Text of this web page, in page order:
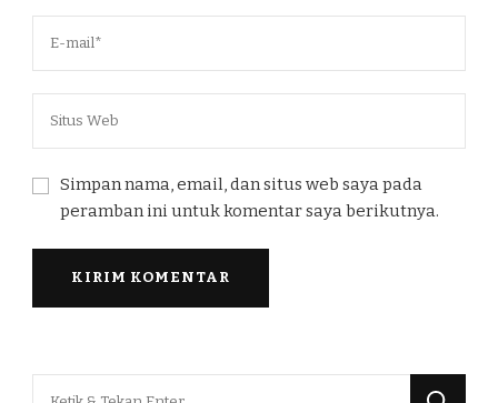
Simpan nama, email, dan situs web saya pada
peramban ini untuk komentar saya berikutnya.
Mencari